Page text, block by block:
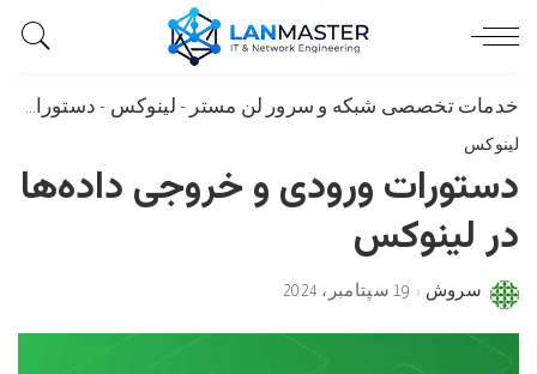
خدمات تخصصی شبکه و سرور لن مستر - لینوکس - دستورات ورودی و خروجی داده‌ها در لینوکس
لینوکس
دستورات ورودی و خروجی داده‌ها
در لینوکس
Posted
سروش 19 سپتامبر، 2024